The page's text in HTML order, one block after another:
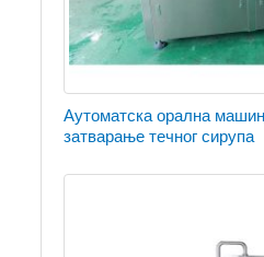
Аутоматска орална
затварање течног сирупа